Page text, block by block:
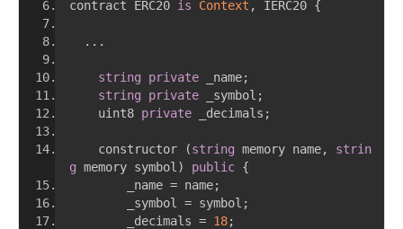
contract ERC20 is Context , IERC20 {
...
string private _name;
string
private _symbol ;
    uint8
private _decimals ;
    constructor
(string memory name,
strin
g memory symbol ) public {
        _name
= name;
        _symbol
= symbol ;
        _decimals
= 18;